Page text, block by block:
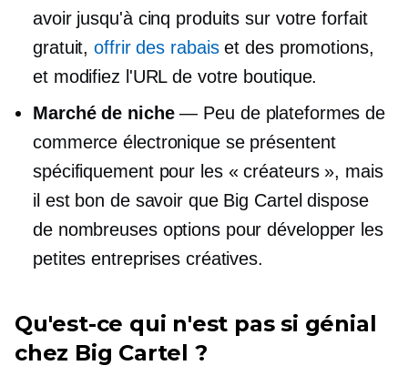
avoir jusqu'à cinq produits sur votre forfait
gratuit,offrir des rabaiset des promotions,
et modifiez l'URL de votre boutique.
Marché de niche— Peu de plateformes de
commerce électronique se présentent
spécifiquement pour les « créateurs », mais
il est bon de savoir que Big Cartel dispose
de nombreuses options pour développer les
petites entreprises créatives.
Qu'est-ce qui n'est pas si génial
chez Big Cartel ?